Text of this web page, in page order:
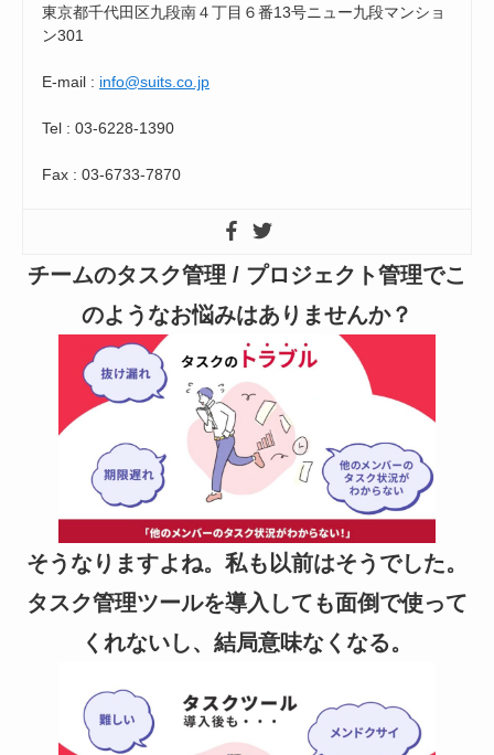
東京都千代田区九段南４丁目６番13号ニュー九段マンショ
ン301
E-mail : info@suits.co.jp
Tel : 03-6228-1390
Fax : 03-6733-7870
チームのタスク管理 / プロジェクト管理でこ
のようなお悩みはありませんか？
そうなりますよね。私も以前はそうでした。
タスク管理ツールを導入しても面倒で使って
くれないし、結局意味なくなる。